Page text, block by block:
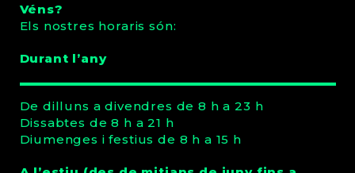
Véns?
Els nostres horaris són:
Durant l’any
De dilluns a divendres de 8 h a 23 h
Dissabtes de 8 h a 21 h
Diumenges i festius de 8 h a 15 h